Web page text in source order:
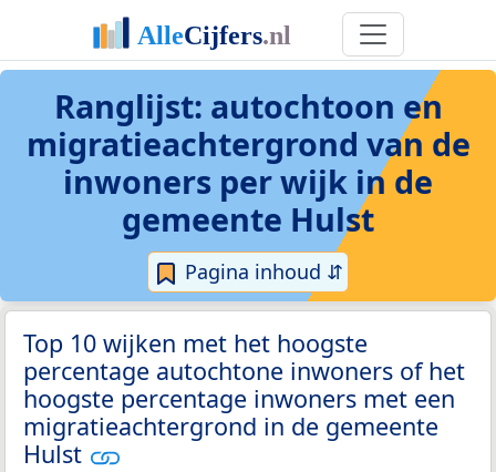
Ranglijst: autochtoon en
migratieachtergrond van de
inwoners per wijk in de
gemeente Hulst
Pagina inhoud ⇵
Top 10 wijken met het hoogste
percentage autochtone inwoners of het
hoogste percentage inwoners met een
migratieachtergrond in de gemeente
Hulst